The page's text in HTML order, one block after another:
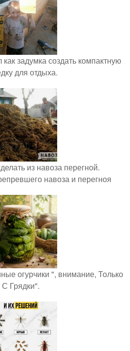
задумка создать компактную
для отдыха.
из навоза перегной.
навоза и перегноя
огурчики ", внимание, Только
С Грядки".